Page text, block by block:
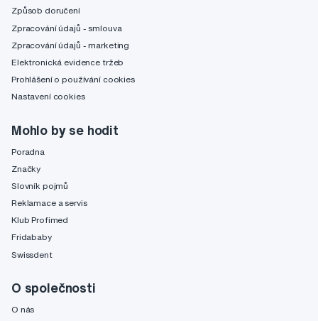
Způsob doručení
Zpracování údajů - smlouva
Zpracování údajů - marketing
Elektronická evidence tržeb
Prohlášení o používání cookies
Nastavení cookies
Mohlo by se hodit
Poradna
Značky
Slovník pojmů
Reklamace a servis
Klub Profimed
Fridababy
Swissdent
O společnosti
O nás